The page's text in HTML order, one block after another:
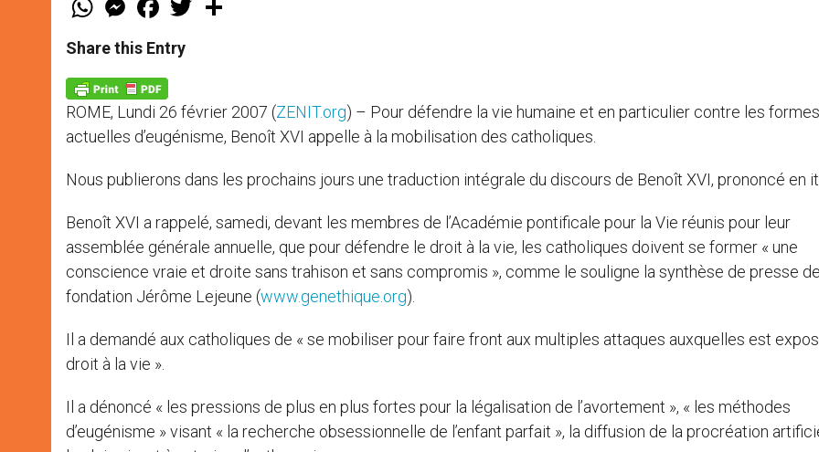
t
s
p
p
e
s
e
g
e
r
a
e
b
k
w
Share this Entry
ROME, Lundi 26 février 2007 (ZENIT.org) – Pour défendre la vie humaine et en particulier contre les formes
actuelles d’eugénisme, Benoît XVI appelle à la mobilisation des catholiques.
Nous publierons dans les prochains jours une traduction intégrale du discours de Benoît XVI, prononcé en
Benoît XVI a rappelé, samedi, devant les membres de l’Académie pontificale pour la Vie réunis pour leur
assemblée générale annuelle, que pour défendre le droit à la vie, les catholiques doivent se former « une
conscience vraie et droite sans trahison et sans compromis », comme le souligne la synthèse de presse
fondation Jérôme Lejeune (www.genethique.org).
Il a demandé aux catholiques de « se mobiliser pour faire front aux multiples attaques auxquelles est
droit à la vie ».
Il a dénoncé « les pressions de plus en plus fortes pour la légalisation de l’avortement », « les méthodes
d’eugénisme » visant « la recherche obsessionnelle de l’enfant parfait », la diffusion de la procréation